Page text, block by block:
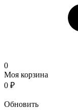
0
Моя корзина
0 ₽
Обновить